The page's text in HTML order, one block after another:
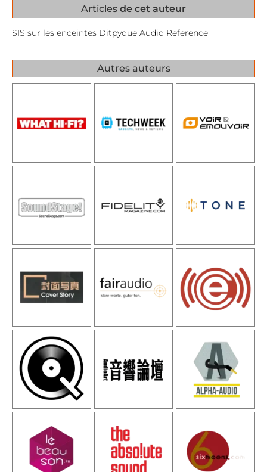
Articles de cet auteur
SIS sur les enceintes Ditpyque Audio Reference
Autres auteurs